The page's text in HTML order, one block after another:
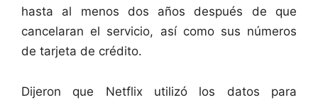
hasta al menos dos años después de que
cancelaran el servicio, así como sus números
de tarjeta de crédito.
Dijeron que Netflix utilizó los datos para